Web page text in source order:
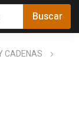
CADENAS